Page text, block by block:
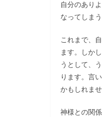
自分のあり
なってしま
これまで、
ます。しか
うとして、
ります。言
かもしれま
神様との関